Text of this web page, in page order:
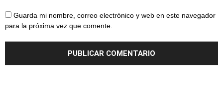
Guarda mi nombre, correo electrónico y web en este navegador
para la próxima vez que comente.